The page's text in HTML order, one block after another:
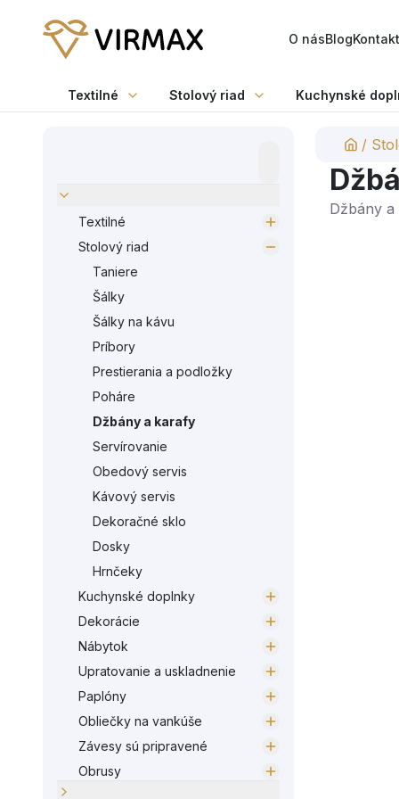
O násBlogKontakt
Textilné Stolový riad Kuchynské
Textilné
Stolový riad
Taniere
Šálky
Šálky na kávu
Príbory
Prestierania a podložky
Poháre
Džbány a karafy
Servírovanie
Obedový servis
Kávový servis
Dekoračné sklo
Dosky
Hrnčeky
Kuchynské doplnky
Dekorácie
Nábytok
Upratovanie a uskladnenie
Paplóny
Obliečky na vankúše
Závesy sú pripravené
Obrusy
/
Džbány